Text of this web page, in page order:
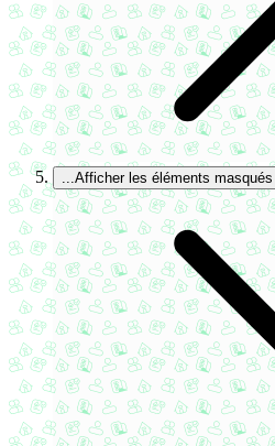
Afficher les éléments masqués